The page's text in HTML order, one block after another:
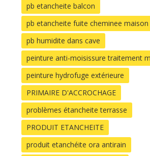
pb etancheite balcon
pb etancheite fuite cheminee maison
pb humidite dans cave
peinture anti-moisissure traitement
peinture hydrofuge extérieure
PRIMAIRE D'ACCROCHAGE
problèmes étancheite terrasse
PRODUIT ETANCHEITE
produit etanchéite ora antirain